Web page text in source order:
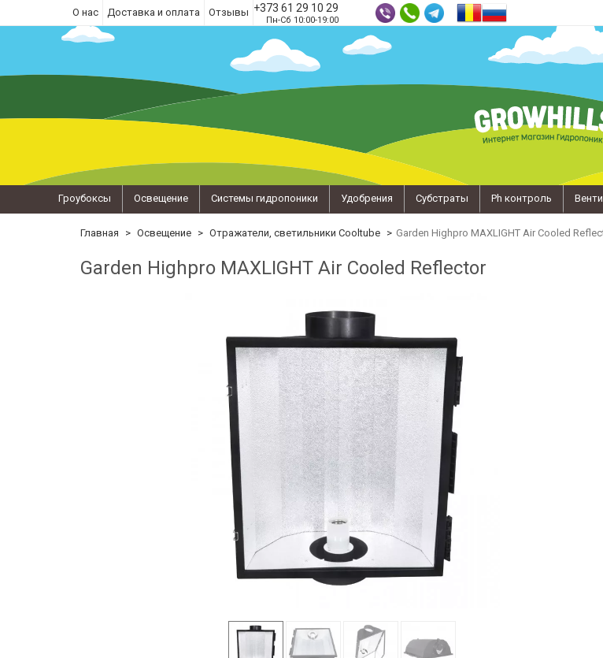
О нас Доставка и оплата Отзывы +373 61 29 10 29
Пн-Сб 10:00-19:00
Гроубоксы Освещение Системы гидропоники Удобрения Субстраты Ph контроль
Главная Освещение Отражатели, светильники Cooltube Garden Highpro MAXLIGHT Air Cooled
Garden Highpro MAXLIGHT Air Cooled Reflector